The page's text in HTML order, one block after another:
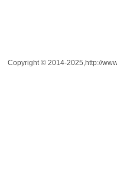
Copyright © 2014-2025,http://